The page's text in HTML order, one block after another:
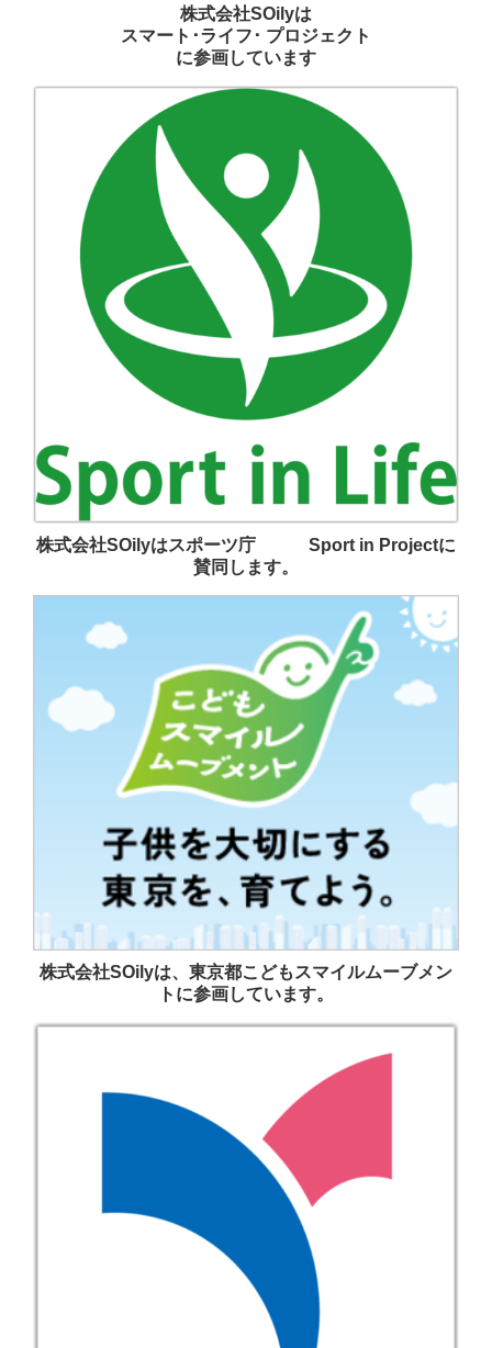
株式会社SOilyは
スマート･ライフ･ プロジェクト
に参画しています
株式会社SOilyはスポーツ庁 Sport in Projectに
賛同します。
株式会社SOilyは、東京都こどもスマイルムーブメン
トに参画しています。